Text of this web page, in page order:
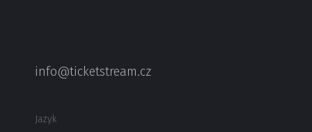
info@ticketstream.cz
Jazyk